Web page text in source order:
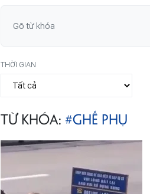
THỜI GIAN
TỪ KHÓA: #GHẾ PHỤ